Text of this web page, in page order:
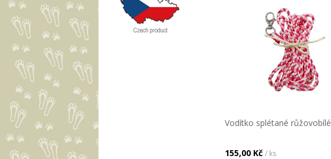
Vodítko splétané růžovobílé
155,00 Kč / ks